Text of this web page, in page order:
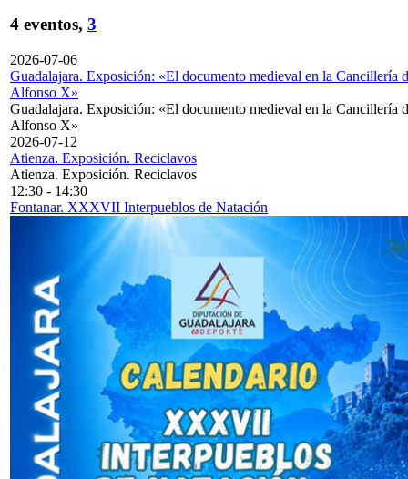
4 eventos, 3
2026-07-06
Guadalajara. Exposición: «El documento medieval en la Cancillería
Alfonso X»
Guadalajara. Exposición: «El documento medieval en la Cancillería
Alfonso X»
2026-07-12
Atienza. Exposición. Reciclavos
Atienza. Exposición. Reciclavos
12:30 - 14:30
Fontanar. XXXVII Interpueblos de Natación